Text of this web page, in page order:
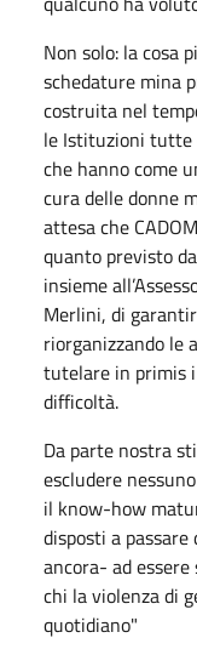
Non solo: la cosa
schedature mina
costruita nel
le Istituzioni tutte
che hanno come
cura delle donne
attesa che
quanto previsto
insieme
Merlini, di
riorganizzando le
tutelare in primis
difficoltà.
Da parte nostra
escludere
il know-how
disposti a
ancora- ad
chi la violenza di
quotidiano"